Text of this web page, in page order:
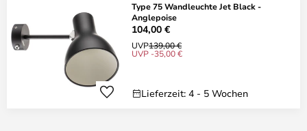
Type 75 Wandleuchte Jet Black -
Anglepoise
104,00 €
UVP139,00 €
UVP -35,00 €
Lieferzeit: 4 - 5 Wochen